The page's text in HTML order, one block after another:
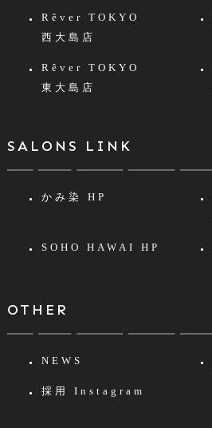
Rêver TOKYO
西大島店
Rêver TOKYO
東大島店
SALONS LINK
かみ染 HP
SOHO HAWAI HP
OTHER
NEWS
採用 Instagram